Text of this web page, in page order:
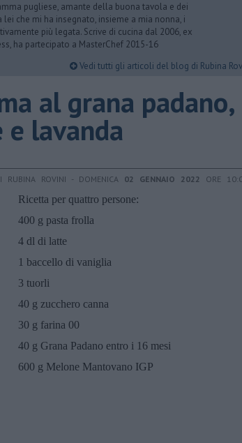
pugliese, amante della buona tavola e dei
che mi ha insegnato, insieme a mia nonna, i
più legata. Scrive di cucina dal 2006, ex
ha partecipato a MasterChef 2015-16
Vedi tutti gli articoli del blog di Rubina
al grana padano,
lavanda
RUBINA ROVINI - DOMENICA 02 GENNAIO 2022 ORE
Ricetta per quattro persone:
400 g pasta frolla
4 dl di latte
1 baccello di vaniglia
3 tuorli
40 g zucchero canna
30 g farina 00
40 g Grana Padano entro i 16 mesi
600 g Melone Mantovano IGP